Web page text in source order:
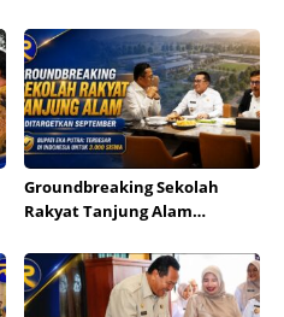
Groundbreaking Sekolah
Rakyat Tanjung Alam
Bupati Eka Putra Sebut
Terbesar di Indonesia